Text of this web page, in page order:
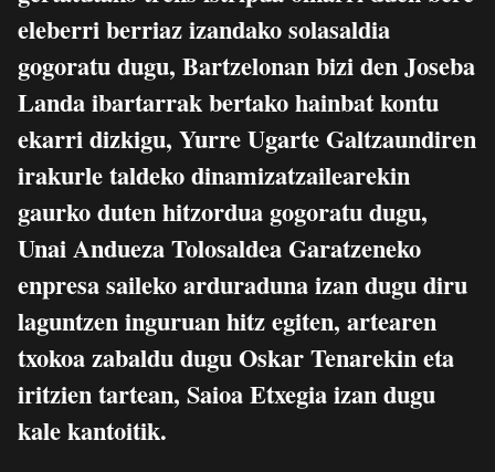
eleberri berriaz izandako solasaldia
gogoratu dugu, Bartzelonan bizi den Joseba
Landa ibartarrak bertako hainbat kontu
ekarri dizkigu, Yurre Ugarte Galtzaundiren
irakurle taldeko dinamizatzailearekin
gaurko duten hitzordua gogoratu dugu,
Unai Andueza Tolosaldea Garatzeneko
enpresa saileko arduraduna izan dugu diru
laguntzen inguruan hitz egiten, artearen
txokoa zabaldu dugu Oskar Tenarekin eta
iritzien tartean, Saioa Etxegia izan dugu
kale kantoitik.